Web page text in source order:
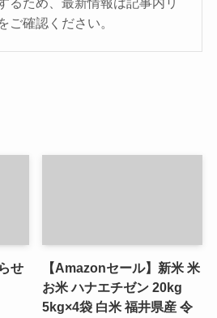
ご確認ください。
せ
【Amazonセール】新米 米
お米 ハナエチゼン 20kg
5kg×4袋 白米 福井県産 令